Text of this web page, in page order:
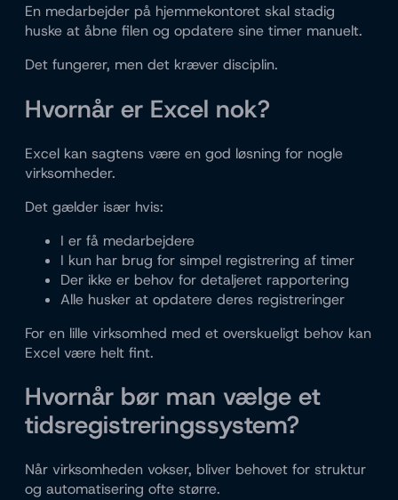
En medarbejder på hjemmekontoret skal stadig
huske at åbne filen og opdatere sine timer manuelt.
Det fungerer, men det kræver disciplin.
Hvornår er Excel nok?
Excel kan sagtens være en god løsning for nogle
virksomheder.
Det gælder især hvis:
I er få medarbejdere
I kun har brug for simpel registrering af timer
Der ikke er behov for detaljeret rapportering
Alle husker at opdatere deres registreringer
For en lille virksomhed med et overskueligt behov kan
Excel være helt fint.
Hvornår bør man vælge et
tidsregistreringssystem?
Når virksomheden vokser, bliver behovet for struktur
og automatisering ofte større.